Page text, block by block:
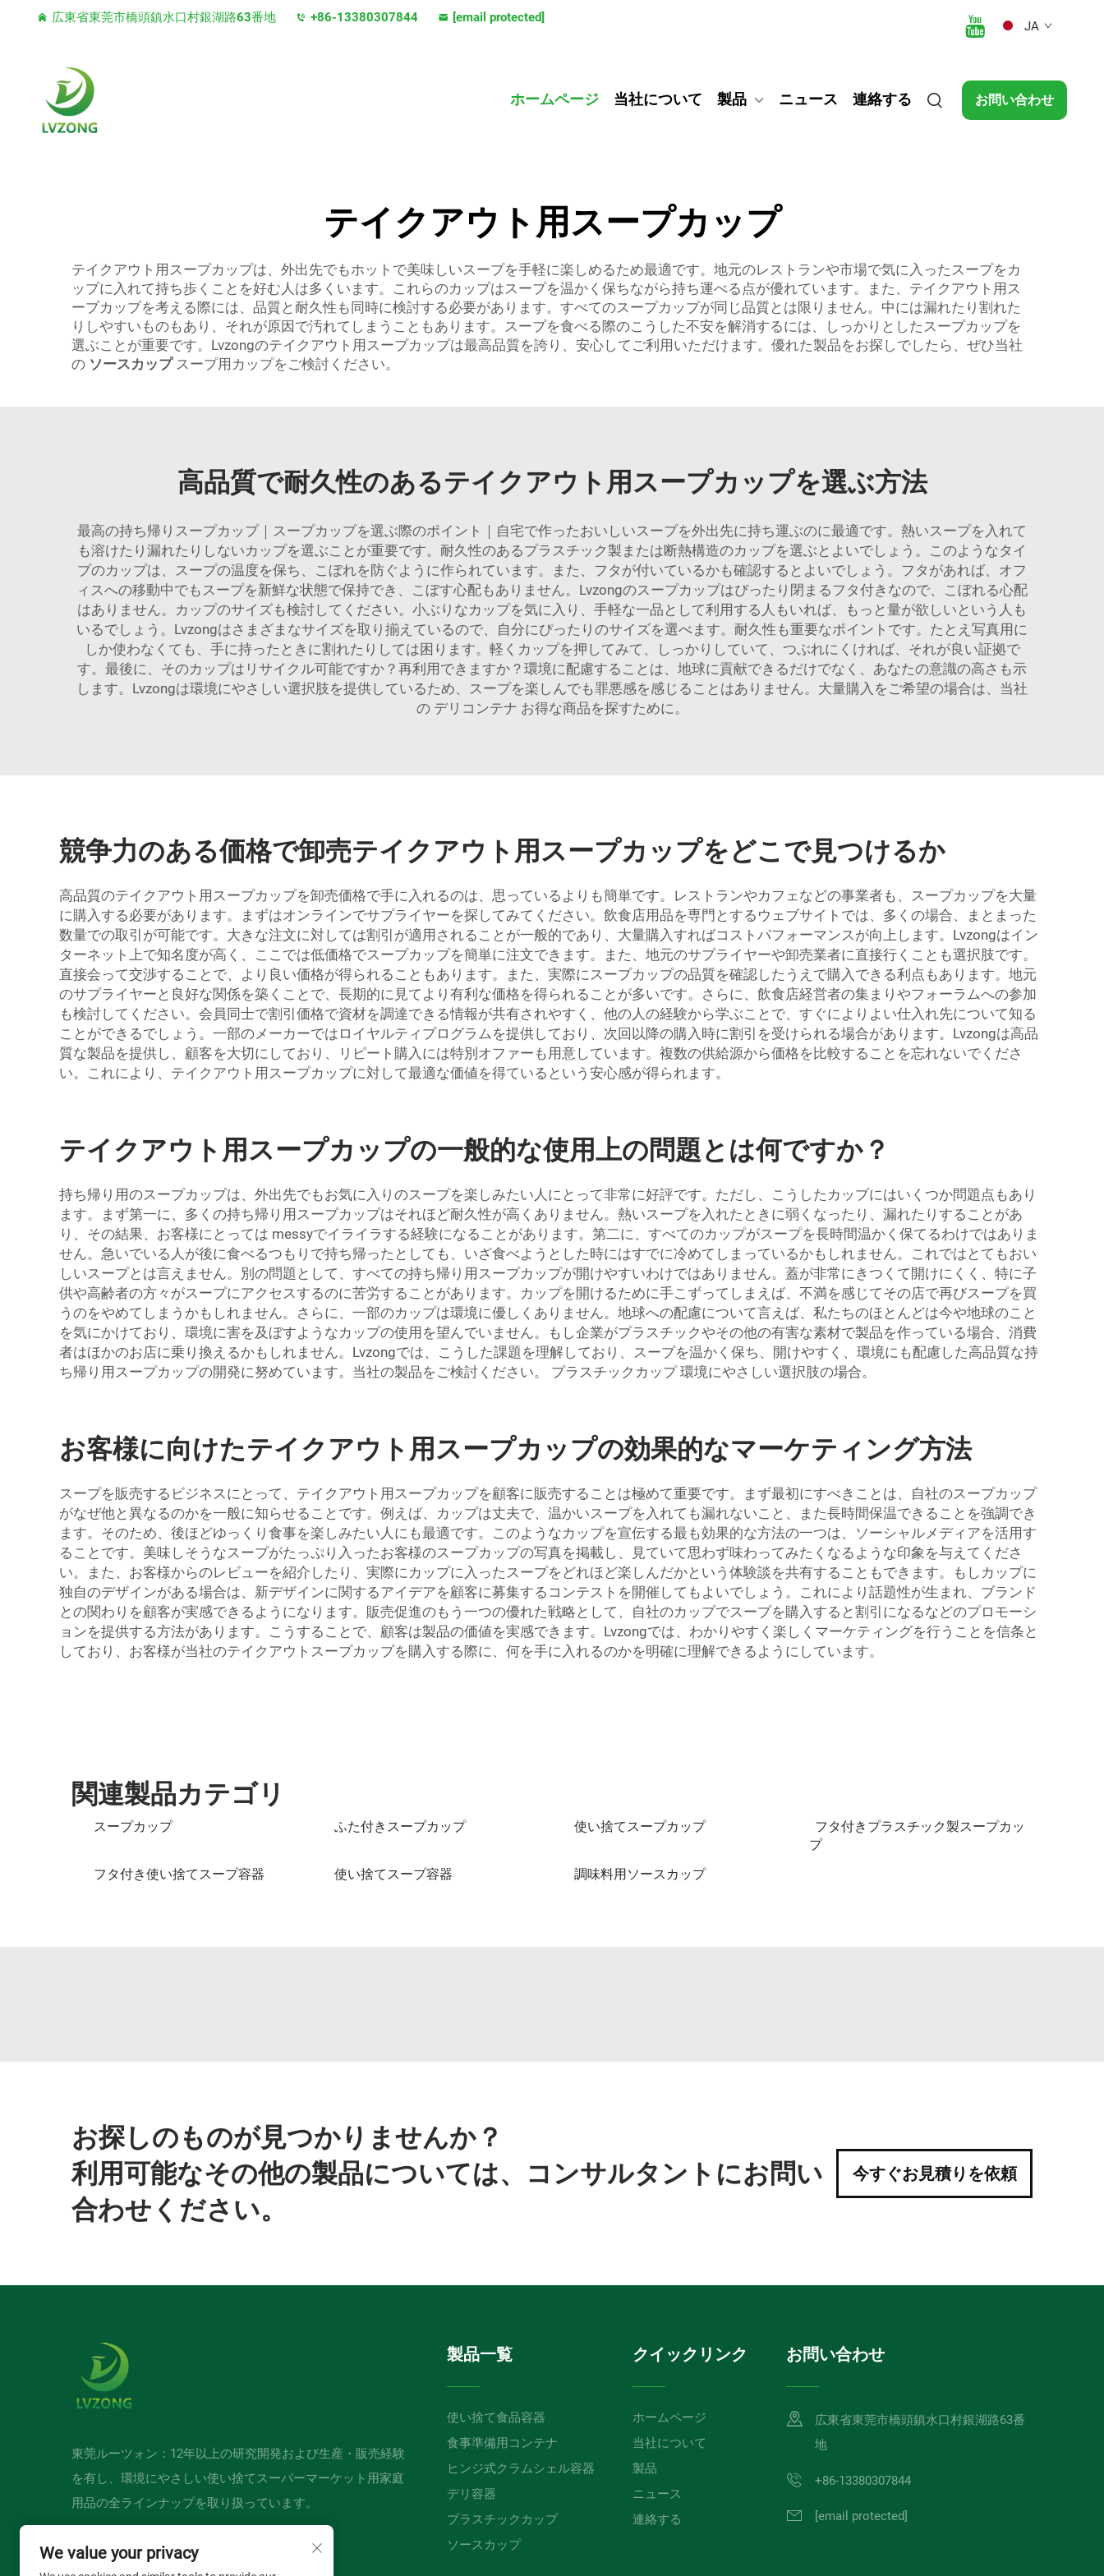
広東省東莞市橋頭鎮水口村銀湖路63番地 +86-13380307844 [email protected]
JA
ホームページ 当社について 製品 ニュース 連絡する お問い合わせ
テイクアウト用スープカップ
テイクアウト用スープカップは、外出先でもホットで美味しいスープを手軽に楽しめるため最適です。地元のレストランや市場で気に入ったスープをカ
ップに入れて持ち歩くことを好む人は多くいます。これらのカップはスープを温かく保ちながら持ち運べる点が優れています。また、テイクアウト用ス
ープカップを考える際には、品質と耐久性も同時に検討する必要があります。すべてのスープカップが同じ品質とは限りません。中には漏れたり割れた
りしやすいものもあり、それが原因で汚れてしまうこともあります。スープを食べる際のこうした不安を解消するには、しっかりとしたスープカップを
選ぶことが重要です。Lvzongのテイクアウト用スープカップは最高品質を誇り、安心してご利用いただけます。優れた製品をお探しでしたら、ぜひ当社
の ソースカップ スープ用カップをご検討ください。
高品質で耐久性のあるテイクアウト用スープカップを選ぶ方法
最高の持ち帰りスープカップ｜スープカップを選ぶ際のポイント｜自宅で作ったおいしいスープを外出先に持ち運ぶのに最適です。熱いスープを入れて
も溶けたり漏れたりしないカップを選ぶことが重要です。耐久性のあるプラスチック製または断熱構造のカップを選ぶとよいでしょう。このようなタイ
プのカップは、スープの温度を保ち、こぼれを防ぐように作られています。また、フタが付いているかも確認するとよいでしょう。フタがあれば、オフ
ィスへの移動中でもスープを新鮮な状態で保持でき、こぼす心配もありません。Lvzongのスープカップはぴったり閉まるフタ付きなので、こぼれる心配
はありません。カップのサイズも検討してください。小ぶりなカップを気に入り、手軽な一品として利用する人もいれば、もっと量が欲しいという人も
いるでしょう。Lvzongはさまざまなサイズを取り揃えているので、自分にぴったりのサイズを選べます。耐久性も重要なポイントです。たとえ写真用に
しか使わなくても、手に持ったときに割れたりしては困ります。軽くカップを押してみて、しっかりしていて、つぶれにくければ、それが良い証拠で
す。最後に、そのカップはリサイクル可能ですか？再利用できますか？環境に配慮することは、地球に貢献できるだけでなく、あなたの意識の高さも示
します。Lvzongは環境にやさしい選択肢を提供しているため、スープを楽しんでも罪悪感を感じることはありません。大量購入をご希望の場合は、当社
の デリコンテナ お得な商品を探すために。
競争力のある価格で卸売テイクアウト用スープカップをどこで見つけるか
高品質のテイクアウト用スープカップを卸売価格で手に入れるのは、思っているよりも簡単です。レストランやカフェなどの事業者も、スープカップを大量
に購入する必要があります。まずはオンラインでサプライヤーを探してみてください。飲食店用品を専門とするウェブサイトでは、多くの場合、まとまった
数量での取引が可能です。大きな注文に対しては割引が適用されることが一般的であり、大量購入すればコストパフォーマンスが向上します。Lvzongはイン
ターネット上で知名度が高く、ここでは低価格でスープカップを簡単に注文できます。また、地元のサプライヤーや卸売業者に直接行くことも選択肢です。
直接会って交渉することで、より良い価格が得られることもあります。また、実際にスープカップの品質を確認したうえで購入できる利点もあります。地元
のサプライヤーと良好な関係を築くことで、長期的に見てより有利な価格を得られることが多いです。さらに、飲食店経営者の集まりやフォーラムへの参加
も検討してください。会員同士で割引価格で資材を調達できる情報が共有されやすく、他の人の経験から学ぶことで、すぐによりよい仕入れ先について知る
ことができるでしょう。一部のメーカーではロイヤルティプログラムを提供しており、次回以降の購入時に割引を受けられる場合があります。Lvzongは高品
質な製品を提供し、顧客を大切にしており、リピート購入には特別オファーも用意しています。複数の供給源から価格を比較することを忘れないでくださ
い。これにより、テイクアウト用スープカップに対して最適な価値を得ているという安心感が得られます。
テイクアウト用スープカップの一般的な使用上の問題とは何ですか？
持ち帰り用のスープカップは、外出先でもお気に入りのスープを楽しみたい人にとって非常に好評です。ただし、こうしたカップにはいくつか問題点もあり
ます。まず第一に、多くの持ち帰り用スープカップはそれほど耐久性が高くありません。熱いスープを入れたときに弱くなったり、漏れたりすることがあ
り、その結果、お客様にとっては messyでイライラする経験になることがあります。第二に、すべてのカップがスープを長時間温かく保てるわけではありま
せん。急いでいる人が後に食べるつもりで持ち帰ったとしても、いざ食べようとした時にはすでに冷めてしまっているかもしれません。これではとてもおい
しいスープとは言えません。別の問題として、すべての持ち帰り用スープカップが開けやすいわけではありません。蓋が非常にきつくて開けにくく、特に子
供や高齢者の方々がスープにアクセスするのに苦労することがあります。カップを開けるために手こずってしまえば、不満を感じてその店で再びスープを買
うのをやめてしまうかもしれません。さらに、一部のカップは環境に優しくありません。地球への配慮について言えば、私たちのほとんどは今や地球のこと
を気にかけており、環境に害を及ぼすようなカップの使用を望んでいません。もし企業がプラスチックやその他の有害な素材で製品を作っている場合、消費
者はほかのお店に乗り換えるかもしれません。Lvzongでは、こうした課題を理解しており、スープを温かく保ち、開けやすく、環境にも配慮した高品質な持
ち帰り用スープカップの開発に努めています。当社の製品をご検討ください。 プラスチックカップ環境にやさしい選択肢の場合。
お客様に向けたテイクアウト用スープカップの効果的なマーケティング方法
スープを販売するビジネスにとって、テイクアウト用スープカップを顧客に販売することは極めて重要です。まず最初にすべきことは、自社のスープカップ
がなぜ他と異なるのかを一般に知らせることです。例えば、カップは丈夫で、温かいスープを入れても漏れないこと、また長時間保温できることを強調でき
ます。そのため、後ほどゆっくり食事を楽しみたい人にも最適です。このようなカップを宣伝する最も効果的な方法の一つは、ソーシャルメディアを活用す
ることです。美味しそうなスープがたっぷり入ったお客様のスープカップの写真を掲載し、見ていて思わず味わってみたくなるような印象を与えてくださ
い。また、お客様からのレビューを紹介したり、実際にカップに入ったスープをどれほど楽しんだかという体験談を共有することもできます。もしカップに
独自のデザインがある場合は、新デザインに関するアイデアを顧客に募集するコンテストを開催してもよいでしょう。これにより話題性が生まれ、ブランド
との関わりを顧客が実感できるようになります。販売促進のもう一つの優れた戦略として、自社のカップでスープを購入すると割引になるなどのプロモーシ
ョンを提供する方法があります。こうすることで、顧客は製品の価値を実感できます。Lvzongでは、わかりやすく楽しくマーケティングを行うことを信条と
しており、お客様が当社のテイクアウトスープカップを購入する際に、何を手に入れるのかを明確に理解できるようにしています。
関連製品カテゴリ
スープカップ ふた付きスープカップ 使い捨てスープカップ
フタ付きプラスチック製スープカッ
プ
フタ付き使い捨てスープ容器
使い捨てスープ容器 調味料用ソースカップ
お探しのものが見つかりませんか？
利用可能なその他の製品については、コンサルタントにお問い
合わせください。
今すぐお見積りを依頼
東莞ルーツォン：12年以上の研究開発および生産・販売経験
を有し、環境にやさしい使い捨てスーパーマーケット用家庭
用品の全ラインナップを取り扱っています。
製品一覧
使い捨て食品容器
食事準備用コンテナ
ヒンジ式クラムシェル容器
デリ容器
プラスチックカップ
ソースカップ
クイックリンク
ホームページ
当社について
製品
ニュース
連絡する
お問い合わせ
広東省東莞市橋頭鎮水口村銀湖路63番
地
+86-13380307844
[email protected]
We value your privacy